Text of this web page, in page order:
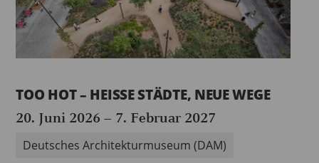
TOO HOT – HEISSE STÄDTE, NEUE WEGE
20. Juni 2026 – 7. Februar 2027
Deutsches Architekturmuseum (DAM)